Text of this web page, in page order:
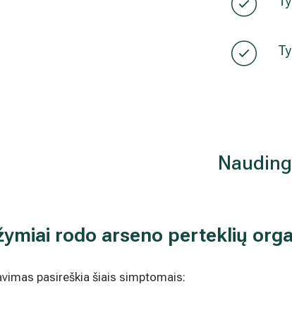
rodo arseno perteklių
pasireškia šiais simptomais: